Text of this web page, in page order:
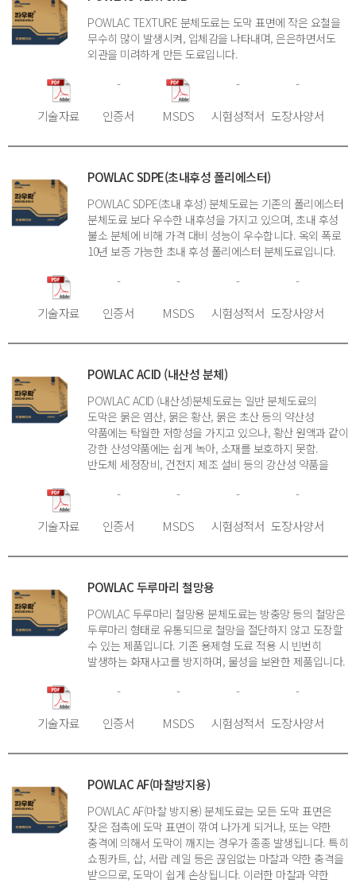
POWLAC TEXTURE 분체도료는 도막 표면에 작은 요철을
무수히 많이 발생시켜, 입체감을 나타내며, 은은하면서도
외관을 미려하게 만든 도료입니다.
기술자료
-
인증서
MSDS
-
시험성적서
-
도장사양서
POWLAC SDPE(초내후성 폴리에스터)
POWLAC SDPE(초내 후성) 분체도료는 기존의 폴리에스터
분체도료 보다 우수한 내후성을 가지고 있으며, 초내 후성
불소 분체에 비해 가격 대비 성능이 우수합니다. 옥외 폭로
10년 보증 가능한 초내 후성 폴리에스터 분체도료입니다.
기술자료
-
인증서
-
MSDS
-
시험성적서
-
도장사양서
POWLAC ACID (내산성 분체)
POWLAC ACID (내산성)분체도료는 일반 분체도료의
도막은 묽은 염산, 묽은 황산, 묽은 초산 등의 약산성
약품에는 탁월한 저항성을 가지고 있으나, 황산 원액과 같이
강한 산성약품에는 쉽게 녹아, 소재를 보호하지 못함.
반도체 세정장비, 건전지 제조 설비 등의 강산성 약품을
제품입니다.
기술자료
-
인증서
-
MSDS
-
시험성적서
-
도장사양서
POWLAC 두루마리 철망용
POWLAC 두루마리 철망용 분체도료는 방충망 등의 철망은
두루마리 형태로 유통되므로 철망을 절단하지 않고 도장할
수 있는 제품입니다. 기존 용제형 도료 적용 시 빈번히
발생하는 화재사고를 방지하며, 물성을 보완한 제품입니다.
기술자료
-
인증서
-
MSDS
-
시험성적서
-
도장사양서
POWLAC AF(마찰방지용)
POWLAC AF(마찰 방지용) 분체도료는 모든 도막 표면은
잦은 접촉에 도막 표면이 깎여 나가게 되거나, 또는 약한
충격에 의해서 도막이 깨지는 경우가 종종 발생됩니다. 특히
쇼핑카트, 삽, 서랍 레일 등은 끊임없는 마찰과 약한 충격을
받으므로, 도막이 쉽게 손상됩니다. 이러한 마찰과 약한